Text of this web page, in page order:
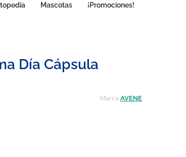
Mascotas ¡Promociones!
Día Cápsula
Marca AVENE